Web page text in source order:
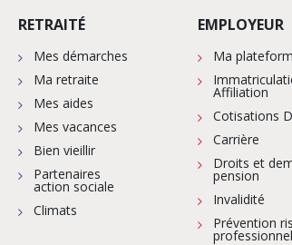
RETRAITÉ
Mes démarches
Ma retraite
Mes aides
Mes vacances
Bien vieillir
Partenaires
action sociale
Climats
EMPLOYEUR
Ma
Affiliation
Cotisations
Carrière
Droits et
pension
Invalidité
Prévention